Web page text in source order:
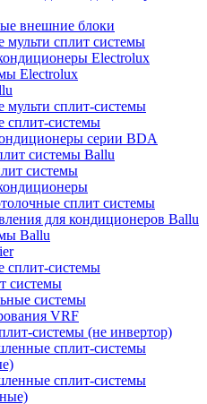
внешние блоки
мульти сплит системы
Electrolux
Electrolux
мульти сплит-системы
сплит-системы
серии BDA
системы Ballu
системы
сплит системы
для кондиционеров Ballu
Ballu
сплит-системы
системы
системы
VRF
системы (не инвертор)
сплит-системы
сплит-системы